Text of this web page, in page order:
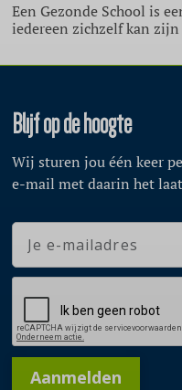
Een Gezonde School is
iedereen zichzelf kan
sociaal veilig klimaat en
Blijf op de hoogte
Wij sturen jou één keer
e-mail met daarin het
Aanmelden